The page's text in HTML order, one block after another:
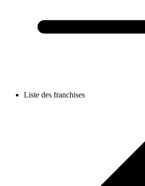
Liste des franchises